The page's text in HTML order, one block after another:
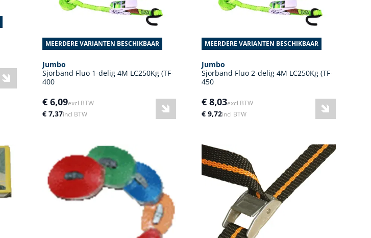
MEERDERE VARIANTEN BESCHIKBAAR
Jumbo
Sjorband Fluo 1-delig 4M LC250Kg (TF-
400
€ 6,09excl BTW
€ 7,37incl BTW
MEERDERE VARIANTEN BESCHIKBAAR
Jumbo
Sjorband Fluo 2-delig 4M LC250Kg (TF-
450
€ 8,03excl BTW
€ 9,72incl BTW